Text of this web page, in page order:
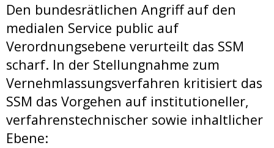
Den bundesrätlichen Angriff auf den
medialen Service public auf
Verordnungsebene verurteilt das SSM
scharf. In der Stellungnahme zum
Vernehmlassungsverfahren kritisiert das
SSM das Vorgehen auf institutioneller,
verfahrenstechnischer sowie inhaltlicher
Ebene: